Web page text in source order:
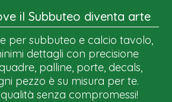
il Subbuteo diventa arte
per subbuteo e calcio tavolo,
dettagli con precisione
palline, porte, decals,
pezzo è su misura per te.
senza compromessi!